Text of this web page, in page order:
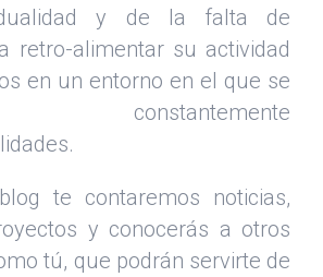
y de la falta de
retro-alimentar su actividad
en un entorno en el que se
te contaremos noticias,
y conocerás a otros
tú, que podrán servirte de